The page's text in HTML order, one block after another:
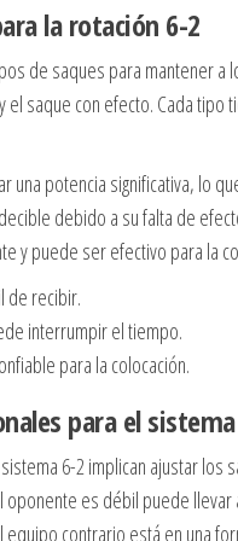
la rotación 6-2
de saques para mantener
saque con efecto. Cada
una potencia significativa, lo
debido a su falta de
y puede ser efectivo para la
de recibir.
interrumpir el tiempo.
para la colocación.
para el
6-2 implican ajustar
es débil puede
contrario está en una